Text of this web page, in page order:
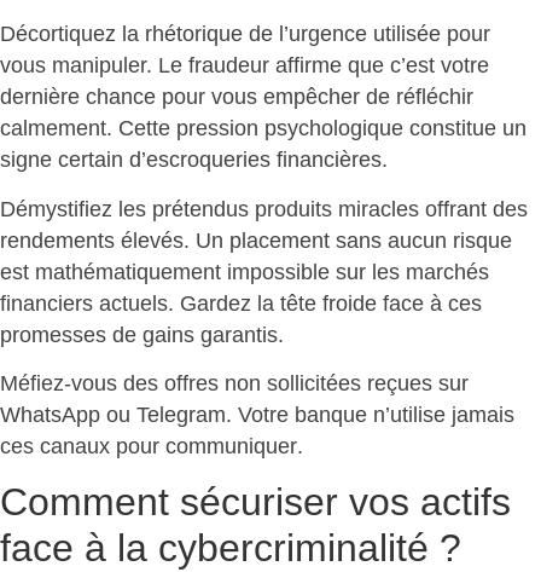
Décortiquez la rhétorique de l’urgence utilisée pour
vous manipuler. Le fraudeur affirme que c’est votre
dernière chance pour vous empêcher de réfléchir
calmement. Cette pression psychologique constitue un
signe certain d’escroqueries financières.
Démystifiez les prétendus produits miracles offrant des
rendements élevés. Un placement sans aucun risque
est mathématiquement impossible sur les marchés
financiers actuels. Gardez la tête froide face à ces
promesses de gains garantis.
Méfiez-vous des offres non sollicitées reçues sur
WhatsApp ou Telegram. Votre banque n’utilise jamais
ces canaux pour communiquer.
Comment sécuriser vos actifs
face à la cybercriminalité ?